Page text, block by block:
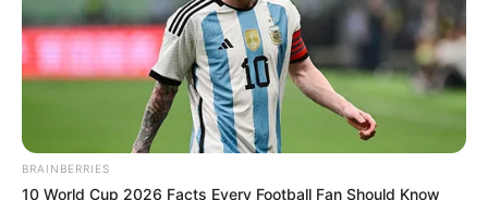
BRAINBERRIES
10 World Cup 2026 Facts Every Football Fan Should Know